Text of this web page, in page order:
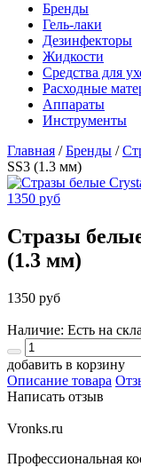
Бренды
Гель-лаки
Дезинфекторы
Жидкости
Средства для
Расходные
Аппараты
Инструменты
Главная /Бренды /
SS3 (1.3 мм)
Стразы
(1.3 мм)
1350 руб
Наличие: Есть на
добавить в корзину
Описание товара
Написать отзыв
Vronks.ru
Профессиональная